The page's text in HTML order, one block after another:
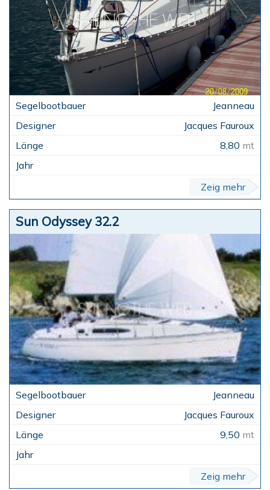
Jeanneau
Jacques Fauroux
8,80 mt
Zeig mehr
Sun Odyssey 32.2
Jeanneau
Jacques Fauroux
9,50 mt
Zeig mehr